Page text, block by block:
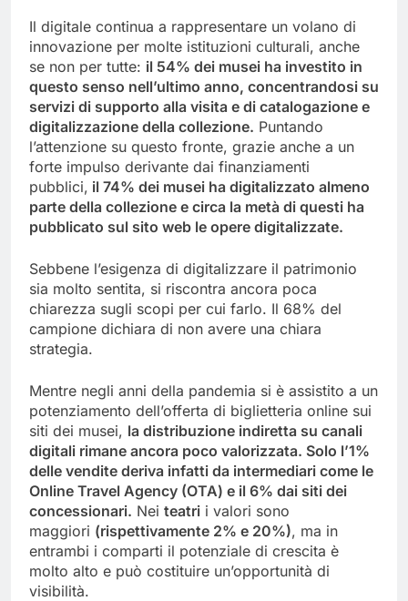
Il digitale continua a rappresentare un volano di
innovazione per molte istituzioni culturali, anche
se non per tutte: il 54% dei musei ha investito in
questo senso nell’ultimo anno, concentrandosi su
servizi di supporto alla visita e di catalogazione e
digitalizzazione della collezione. Puntando
l’attenzione su questo fronte, grazie anche a un
forte impulso derivante dai finanziamenti
pubblici, il 74% dei musei ha digitalizzato almeno
parte della collezione e circa la metà di questi ha
pubblicato sul sito web le opere digitalizzate.
Sebbene l’esigenza di digitalizzare il patrimonio
sia molto sentita, si riscontra ancora poca
chiarezza sugli scopi per cui farlo. Il 68% del
campione dichiara di non avere una chiara
strategia.
Mentre negli anni della pandemia si è assistito a un
potenziamento dell’offerta di biglietteria online sui
siti dei musei, la distribuzione indiretta su canali
digitali rimane ancora poco valorizzata. Solo l’1%
delle vendite deriva infatti da intermediari come le
Online Travel Agency (OTA) e il 6% dai siti dei
concessionari. Nei teatri i valori sono
maggiori (rispettivamente 2% e 20%), ma in
entrambi i comparti il potenziale di crescita è
molto alto e può costituire un’opportunità di
visibilità.